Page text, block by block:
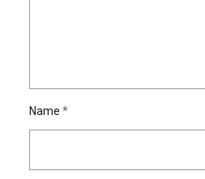
Name *